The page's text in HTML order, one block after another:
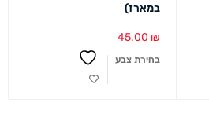
במארז)
45.00 ₪
בחירת צבע